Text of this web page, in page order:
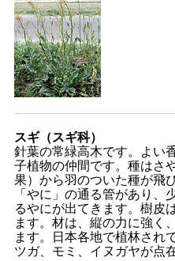
スギ（スギ科）
針葉の常緑高木です。よい
子植物の仲間です。種はさ
果）から羽のついた種が飛
「やに」の通る管があり
るやにが出てきます。樹皮
ます。材は、縦の力に強く
ます。日本各地で植林され
ツガ、モミ、イヌガヤが点